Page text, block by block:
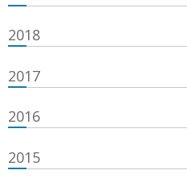
2018
2017
2016
2015